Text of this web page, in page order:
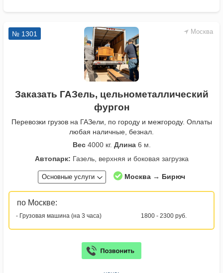
Москва
№ 1301
Заказать ГАЗель, цельнометаллический
фургон
Перевозки грузов на ГАЗели, по городу и межгороду. Оплаты
любая наличные, безнал.
Вес4000 кг. Длина6 м.
Автопарк: Газель, верхняя и боковая загрузка
Основные услуги Москва → Бирюч
по Москве:
- Грузовая машина (на 3 часа) 1800 - 2300 руб.